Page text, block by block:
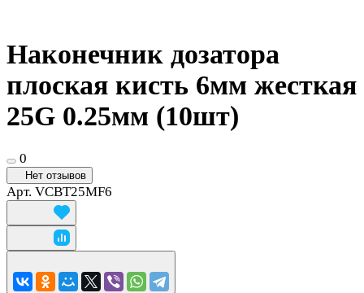
Наконечник дозатора
плоская кисть 6мм жесткая
25G 0.25мм (10шт)
0
Нет отзывов
Арт. VCBT25MF6